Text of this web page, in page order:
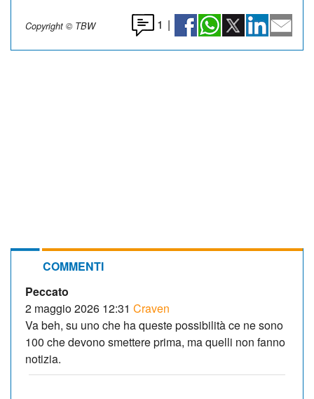
Copyright © TBW 1 |
COMMENTI
Peccato
2 maggio 2026 12:31 Craven
Va beh, su uno che ha queste possibilità ce ne sono
100 che devono smettere prima, ma quelli non fanno
notizia.